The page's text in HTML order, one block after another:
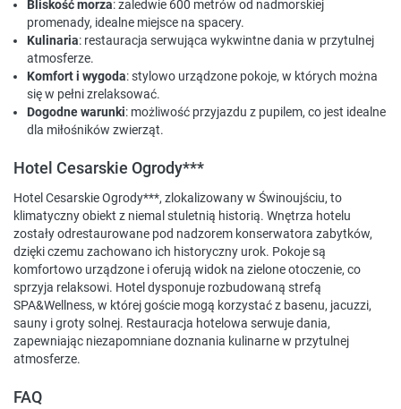
Bliskość morza: zaledwie 600 metrów od nadmorskiej
promenady, idealne miejsce na spacery.
Kulinaria: restauracja serwująca wykwintne dania w przytulnej
atmosferze.
Komfort i wygoda: stylowo urządzone pokoje, w których można
się w pełni zrelaksować.
Dogodne warunki: możliwość przyjazdu z pupilem, co jest idealne
dla miłośników zwierząt.
Hotel Cesarskie Ogrody***
Hotel Cesarskie Ogrody***, zlokalizowany w Świnoujściu, to
klimatyczny obiekt z niemal stuletnią historią. Wnętrza hotelu
zostały odrestaurowane pod nadzorem konserwatora zabytków,
dzięki czemu zachowano ich historyczny urok. Pokoje są
komfortowo urządzone i oferują widok na zielone otoczenie, co
sprzyja relaksowi. Hotel dysponuje rozbudowaną strefą
SPA&Wellness, w której goście mogą korzystać z basenu, jacuzzi,
sauny i groty solnej. Restauracja hotelowa serwuje dania,
zapewniając niezapomniane doznania kulinarne w przytulnej
atmosferze.
FAQ